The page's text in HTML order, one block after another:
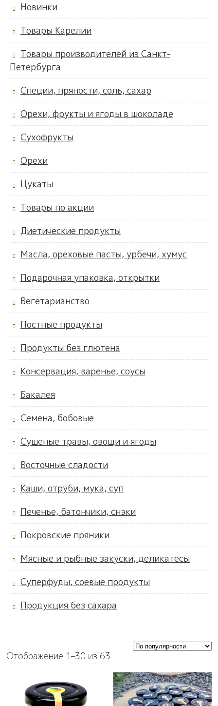
Новинки
Товары Карелии
Товары производителей из Санкт-
Петербурга
Специи, пряности, соль, сахар
Орехи, фрукты и ягоды в шоколаде
Сухофрукты
Орехи
Цукаты
Товары по акции
Диетические продукты
Масла, ореховые пасты, урбечи, хумус
Подарочная упаковка, открытки
Вегетарианство
Постные продукты
Продукты без глютена
Консервация, варенье, соусы
Бакалея
Семена, бобовые
Сушеные травы, овощи и ягоды
Восточные сладости
Каши, отруби, мука, суп
Печенье, батончики, снэки
Покровские пряники
Мясные и рыбные закуски, деликатесы
Суперфуды, соевые продукты
Продукция без сахара
Отображение 1–30 из 63